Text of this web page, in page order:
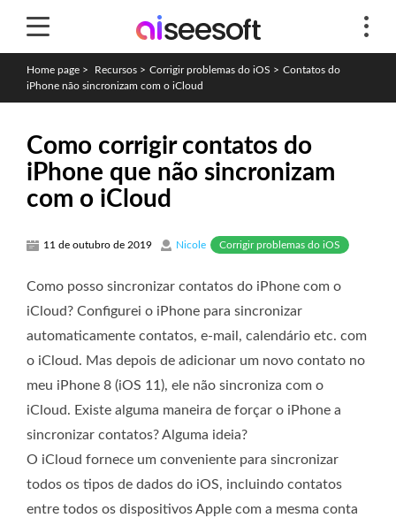
Home page > Recursos > Corrigir problemas do iOS > Contatos do
iPhone não sincronizam com o iCloud
Como corrigir contatos do
iPhone que não sincronizam
com o iCloud
11 de outubro de 2019 Nicole Corrigir problemas do iOS
Como posso sincronizar contatos do iPhone com o
iCloud? Configurei o iPhone para sincronizar
automaticamente contatos, e-mail, calendário etc. com
o iCloud. Mas depois de adicionar um novo contato no
meu iPhone 8 (iOS 11), ele não sincroniza com o
iCloud. Existe alguma maneira de forçar o iPhone a
sincronizar contatos? Alguma ideia?
O iCloud fornece um conveniente para sincronizar
todos os tipos de dados do iOS, incluindo contatos
entre todos os dispositivos Apple com a mesma conta